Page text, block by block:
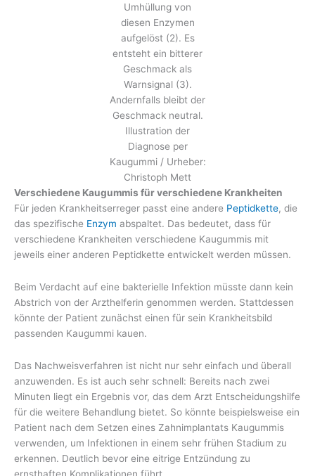
Umhüllung von
diesen Enzymen
aufgelöst (2). Es
entsteht ein bitterer
Geschmack als
Warnsignal (3).
Andernfalls bleibt der
Geschmack neutral.
Illustration der
Diagnose per
Kaugummi / Urheber:
Christoph Mett
Verschiedene Kaugummis für verschiedene Krankheiten
Für jeden Krankheitserreger passt eine andere Peptidkette, die
das spezifische Enzym abspaltet. Das bedeutet, dass für
verschiedene Krankheiten verschiedene Kaugummis mit
jeweils einer anderen Peptidkette entwickelt werden müssen.
Beim Verdacht auf eine bakterielle Infektion müsste dann kein
Abstrich von der Arzthelferin genommen werden. Stattdessen
könnte der Patient zunächst einen für sein Krankheitsbild
passenden Kaugummi kauen.
Das Nachweisverfahren ist nicht nur sehr einfach und überall
anzuwenden. Es ist auch sehr schnell: Bereits nach zwei
Minuten liegt ein Ergebnis vor, das dem Arzt Entscheidungshilfe
für die weitere Behandlung bietet. So könnte beispielsweise ein
Patient nach dem Setzen eines Zahnimplantats Kaugummis
verwenden, um Infektionen in einem sehr frühen Stadium zu
erkennen. Deutlich bevor eine eitrige Entzündung zu